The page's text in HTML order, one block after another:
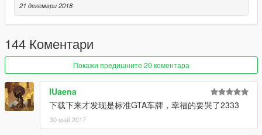
[YCA Modder Group]
21 декември 2018
144 Коментари
Покажи предишните 20 коментара
IUaena
下载下来才发现是标准GTA车牌，幸福的要哭了2333
30 май 2017